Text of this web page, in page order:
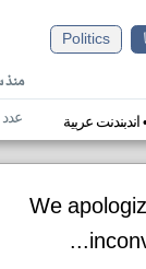
Politics
منذ
اندبندنت عربية• عدد
We